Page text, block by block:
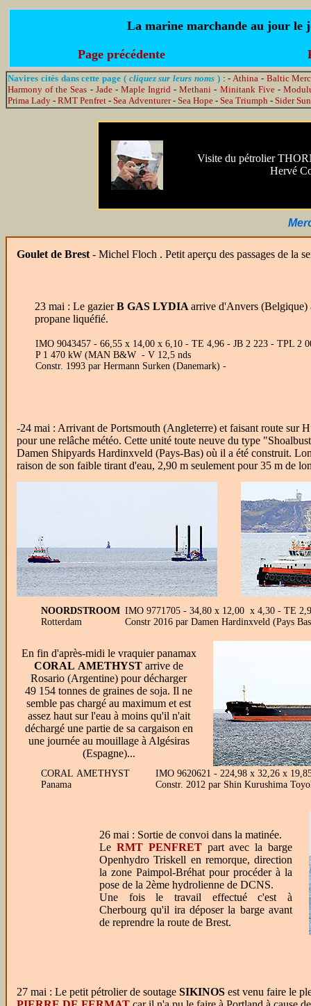
La marine marchande au jour le
Page précédente
Navires cités dans cette page (cliquez sur leurs noms ): -Athina - Baltic
Harmony of the Seas - Jade- Maple Ingrid -Methani - Minitank Five-
Prima Lady - RMT Penfret - Sea Adventurer- Sea Hope - Sea Triumph - Sider Sun
Visite du pétrolier
Hervé
Goulet de Brest - Michel Floch . Petit aperçu des passages de la
23 mai : Le gazierB GAS LYDIA arrive d'Anvers (Belgique)
propane liquéfié.
IMO 9043457 - 66,55 x 14,00 x 6,10 - TE 4,96 - JB 2 223 - TPL 2
P 1 470 kW (MAN B&W - V 12,5 nds
Constr. 1993 par Hermann Surken (Danemark) -
-24 mai : Arrivant de Portsmouth (Angleterre) et faisant route sur
pour une relâche météo. Cette unité toute neuve du type
Damen Shipyards Hardinxveld (Pays-Bas) où il a été construit.
raison de son faible tirant d'eau, 2,90 m seulement pour 35 m de
NOORDSTROOM
Rotterdam
IMO 9771705 - 34,80 x 12,00 x 4,30 - TE
Constr 2016 par Damen Hardinxveld (Pays
En fin d'après-midi le vraquier panamax
CORAL AMETHYST arrive de
Rosario (Argentine) pour décharger
49 154 tonnes de graines de soja. Il ne
semble pas chargé au maximum et est
assez haut sur l'eau à moins qu'il n'ait
déchargé une partie de sa cargaison en
une journée au mouillage à Algésiras
(Espagne)...
CORAL AMETHYST
Panama
IMO 9620621 - 224,98 x 32,26 x
Constr. 2012 par Shin Kurushima
26 mai : Sortie de convoi dans la matinée.
Le RMT PENFRETpart avec la barge
Openhydro Triskell en remorque, direction
la zone Paimpol-Bréhat pour procéder à la
pose de la 2ème hydrolienne de DCNS.
Une fois le travail effectué c'est à
Cherbourg qu'il ira déposer la barge avant
de reprendre la route de Brest.
27 mai : Le petit pétrolier de soutage SIKINOS est venu faire le